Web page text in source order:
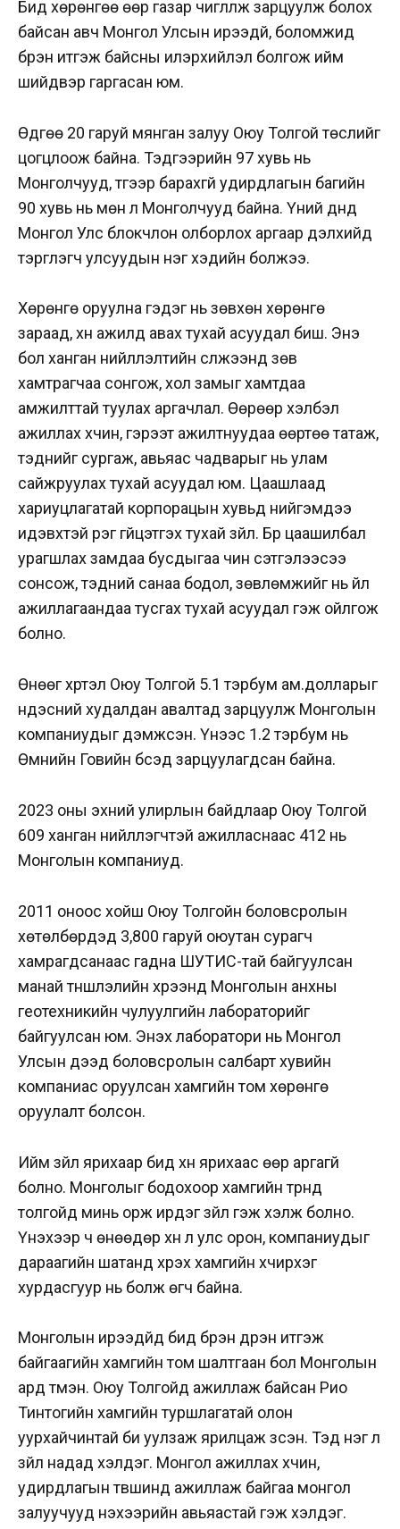
Бид хөрөнгөө өөр газар чиглүүлж зарцуулж болох
байсан авч Монгол Улсын ирээдүй, боломжид
бүрэн итгэж байсны илэрхийлэл болгож ийм
шийдвэр гаргасан юм.
Өдгөө 20 гаруй мянган залуу Оюу Толгой төслийг
цогцлоож байна. Тэдгээрийн 97 хувь нь
Монголчууд, түүгээр барахгүй удирдлагын багийн
90 хувь нь мөн л Монголчууд байна. Үүний дүнд
Монгол Улс блокчлон олборлох аргаар дэлхийд
тэргүүлэгч улсуудын нэг хэдийн болжээ.
Хөрөнгө оруулна гэдэг нь зөвхөн хөрөнгө
зараад, хүн ажилд авах тухай асуудал биш. Энэ
бол ханган нийлүүлэлтийн сүлжээнд зөв
хамтрагчаа сонгож, хол замыг хамтдаа
амжилттай туулах аргачлал. Өөрөөр хэлбэл
ажиллах хүчин, гэрээт ажилтнуудаа өөртөө татаж,
тэднийг сургаж, авьяас чадварыг нь улам
сайжруулах тухай асуудал юм. Цаашлаад
хариуцлагатай корпорацын хувьд нийгэмдээ
идэвхтэй үүрэг гүйцэтгэх тухай зүйл. Бүр цаашилбал
урагшлах замдаа бусдыгаа чин сэтгэлээсээ
сонсож, тэдний санаа бодол, зөвлөмжийг нь үйл
ажиллагаандаа тусгах тухай асуудал гэж ойлгож
болно.
Өнөөг хүртэл Оюу Толгой 5.1 тэрбум ам.долларыг
үндэсний худалдан авалтад зарцуулж Монголын
компаниудыг дэмжсэн. Үүнээс 1.2 тэрбум нь
Өмнийн Говийн бүсэд зарцуулагдсан байна.
2023 оны эхний улирлын байдлаар Оюу Толгой
609 ханган нийлүүлэгчтэй ажилласнаас 412 нь
Монголын компаниуд.
2011 оноос хойш Оюу Толгойн боловсролын
хөтөлбөрүүдэд 3,800 гаруй оюутан сурагч
хамрагдсанаас гадна ШУТИС-тай байгуулсан
манай түншлэлийн хүрээнд Монголын анхны
геотехникийн чулуулгийн лабораторийг
байгуулсан юм. Энэхүү лаборатори нь Монгол
Улсын дээд боловсролын салбарт хувийн
компаниас оруулсан хамгийн том хөрөнгө
оруулалт болсон.
Ийм зүйл ярихаар бид хүн ярихаас өөр аргагүй
болно. Монголыг бодохоор хамгийн түрүүнд
толгойд минь орж ирдэг зүйл гэж хэлж болно.
Үнэхээр ч өнөөдөр хүн л улс орон, компаниудыг
дараагийн шатанд хүрэх хамгийн хүчирхэг
хурдасгуур нь болж өгч байна.
Монголын ирээдүйд бид бүрэн дүүрэн итгэж
байгаагийн хамгийн том шалтгаан бол Монголын
ард түмэн. Оюу Толгойд ажиллаж байсан Рио
Тинтогийн хамгийн туршлагатай олон
уурхайчинтай би уулзаж ярилцаж үзсэн. Тэд нэг л
зүйл надад хэлдэг. Монгол ажиллах хүчин,
удирдлагын түвшинд ажиллаж байгаа монгол
залуучууд үнэхээрийн авьяастай гэж хэлдэг.